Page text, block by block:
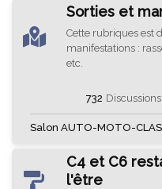
Sorties et
Cette rubriques est
manifestations :
etc.
732 Discussions
Salon AUTO-MOTO-
C4 et C6
l'être